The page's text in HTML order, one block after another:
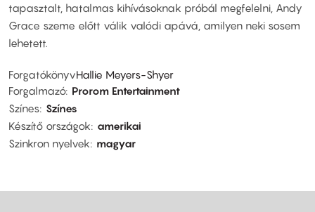
tapasztalt, hatalmas kihívásoknak próbál megfelelni, Andy
Grace szeme előtt válik valódi apává, amilyen neki sosem
lehetett.
ForgatókönyvHallie Meyers-Shyer
Forgalmazó Prorom Entertainment
Színes Színes
Készítő országok
amerikai
Szinkron nyelvek
magyar